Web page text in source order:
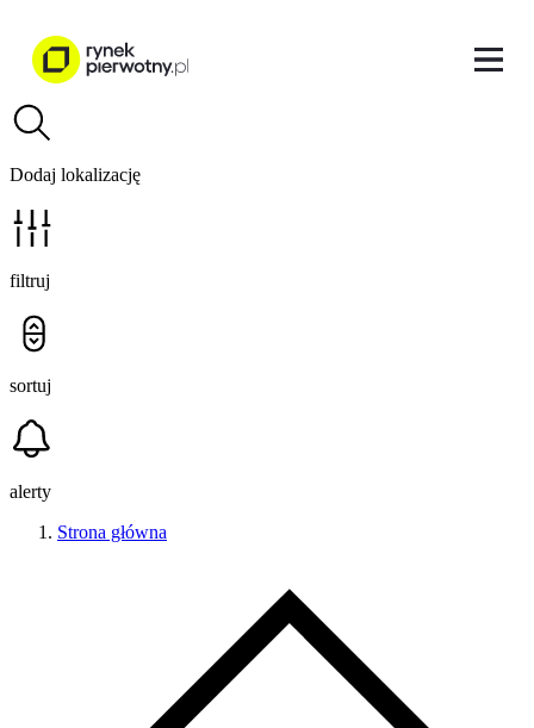
Dodaj lokalizację
filtruj
sortuj
alerty
Strona główna